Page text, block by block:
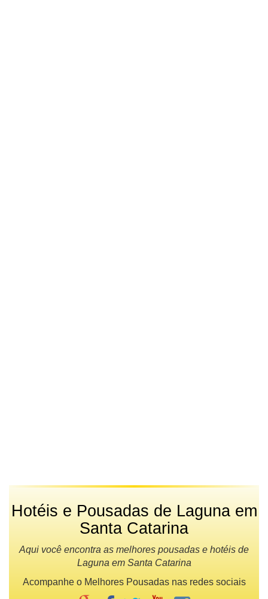
Hotéis e Pousadas de Laguna em
Santa Catarina
Aqui você encontra as melhores pousadas e hotéis de
Laguna em Santa Catarina
Acompanhe o Melhores Pousadas nas redes sociais